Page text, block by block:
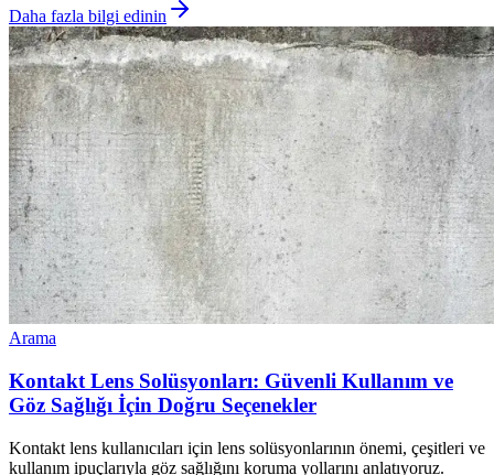
Daha fazla bilgi edinin
Arama
Kontakt Lens Solüsyonları: Güvenli Kullanım ve
Göz Sağlığı İçin Doğru Seçenekler
Kontakt lens kullanıcıları için lens solüsyonlarının önemi, çeşitleri ve
kullanım ipuçlarıyla göz sağlığını koruma yollarını anlatıyoruz.